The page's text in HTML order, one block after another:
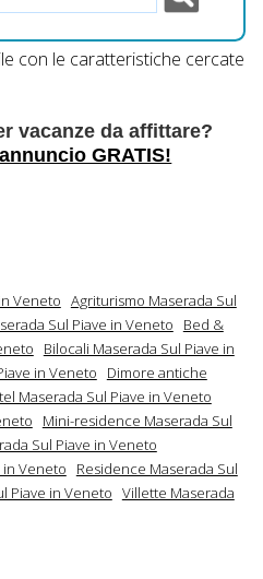
con le caratteristiche cercate
vacanze da affittare?
GRATIS!
Veneto Agriturismo Maserada Sul
Sul Piave in Veneto
Bed &
Bilocali Maserada Sul Piave in
in Veneto
Dimore antiche
Maserada Sul Piave in Veneto
Mini-residence Maserada Sul
Sul Piave in Veneto
Veneto
Residence Maserada Sul
Piave in Veneto Villette Maserada